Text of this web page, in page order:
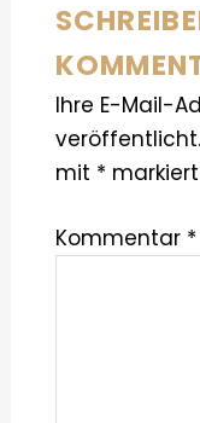
Ihre E-Mail-
veröffentlicht.
mit * markiert
Kommentar *